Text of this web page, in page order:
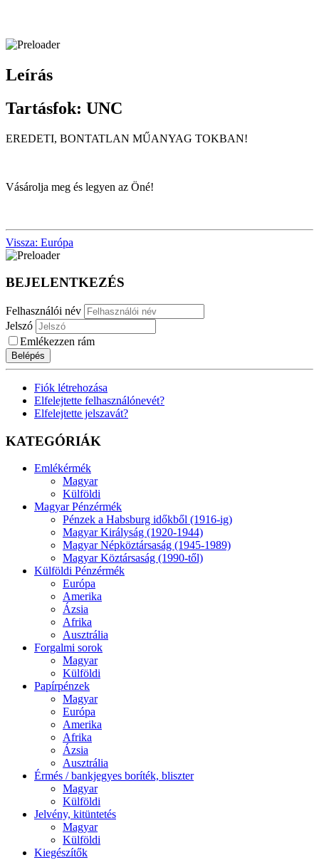
Leírás
Tartásfok: UNC
EREDETI, BONTATLAN MŰANYAG TOKBAN!
Vásárolja meg és legyen az Öné!
Vissza: Európa
BEJELENTKEZÉS
Felhasználói név
Jelszó
Emlékezzen rám
Belépés
Fiók létrehozása
Elfelejtette felhasználónevét?
Elfelejtette jelszavát?
KATEGÓRIÁK
Emlékérmék
Magyar
Külföldi
Magyar Pénzérmék
Pénzek a Habsburg időkből (1916-ig)
Magyar Királyság (1920-1944)
Magyar Népköztársaság (1945-1989)
Magyar Köztársaság (1990-től)
Külföldi Pénzérmék
Európa
Amerika
Ázsia
Afrika
Ausztrália
Forgalmi sorok
Magyar
Külföldi
Papírpénzek
Magyar
Európa
Amerika
Afrika
Ázsia
Ausztrália
Érmés / bankjegyes boríték, bliszter
Magyar
Külföldi
Jelvény, kitüntetés
Magyar
Külföldi
Kiegészítők